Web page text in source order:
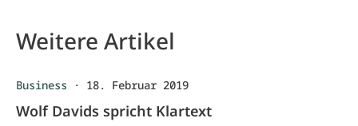
Weitere Artikel
Business · 18. Februar 2019
Wolf Davids spricht Klartext